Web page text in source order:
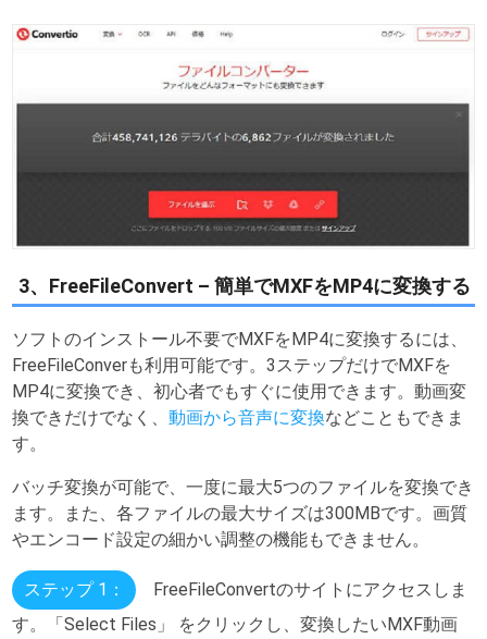
3、FreeFileConvert – 簡単でMXFをMP4に変換する
ソフトのインストール不要でMXFをMP4に変換するには、
FreeFileConverも利用可能です。3ステップだけでMXFを
MP4に変換でき、初心者でもすぐに使用できます。動画変
換できだけでなく、動画から音声に変換などこともできま
す。
バッチ変換が可能で、一度に最大5つのファイルを変換でき
ます。また、各ファイルの最大サイズは300MBです。画質
やエンコード設定の細かい調整の機能もできません。
ステップ 1：
FreeFileConvertのサイトにアクセスしま
す。「Select Files」 をクリックし、変換したいMXF動画